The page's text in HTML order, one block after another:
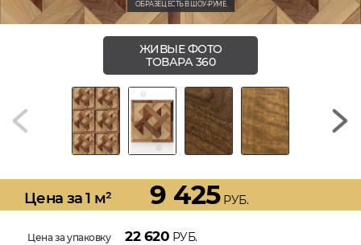
ОБРАЗЕЦ ЕСТЬ В ШОУ-РУМЕ
ЖИВЫЕ ФОТО
ТОВАРА 360
Цена за 1 м² 9 425РУБ.
Цена за упаковку 22 620 РУБ.